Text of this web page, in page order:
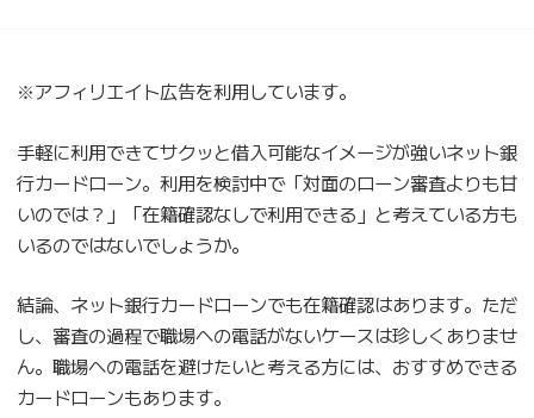
※アフィリエイト広告を利用しています。
手軽に利用できてサクッと借入可能なイメージが強いネット銀
行カードローン。利用を検討中で「対面のローン審査よりも甘
いのでは？」「在籍確認なしで利用できる」と考えている方も
いるのではないでしょうか。
結論、ネット銀行カードローンでも在籍確認はあります。ただ
し、審査の過程で職場への電話がないケースは珍しくありませ
ん。職場への電話を避けたいと考える方には、おすすめできる
カードローンもあります。